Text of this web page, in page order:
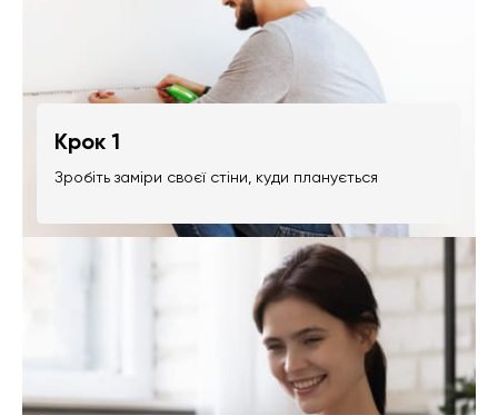
Крок 1
Зробіть заміри своєї стіни, куди планується